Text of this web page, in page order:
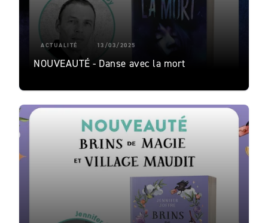
ACTUALITÉ 13/03/2025
NOUVEAUTÉ - Danse avec la mort